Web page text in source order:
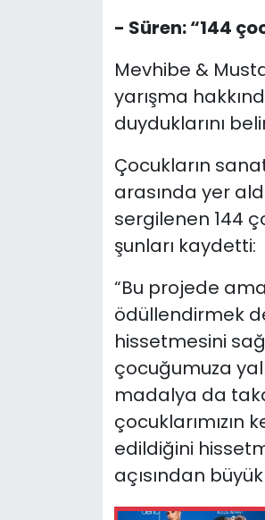
- Süren: “144
Mevhibe &
yarışma
duyduklarını
Çocukların
arasında yer
sergilenen 144
şunları kaydetti:
“Bu projede
ödüllendirmek
hissetmesini
çocuğumuza
madalya da
edildiğini
açısından